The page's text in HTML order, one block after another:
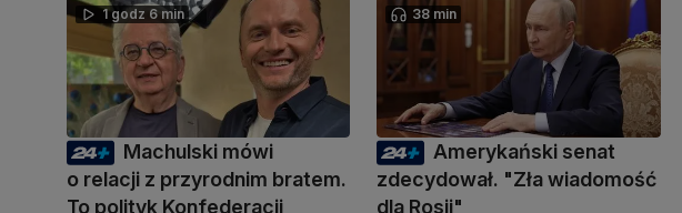
1 godz 6 min
Machulski mówi
o relacji z przyrodnim bratem.
To polityk Konfederacji
38 min
Amerykański senat
zdecydował. "Zła wiadomość
dla Rosji"